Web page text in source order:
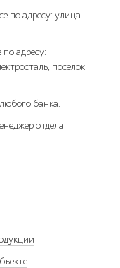
по адресу: улица
адресу:
поселок
банка.
отдела